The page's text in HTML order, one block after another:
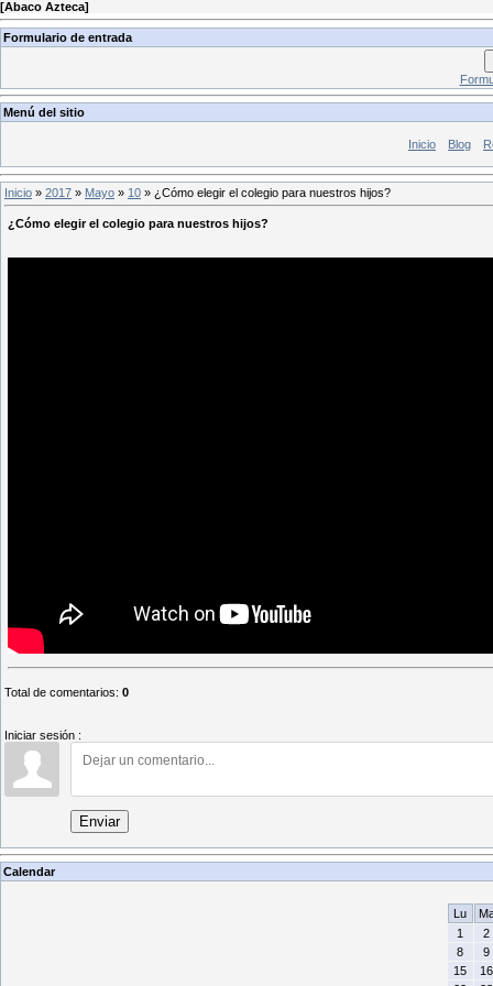
[Abaco Azteca]
Formulario de entrada
Menú del sitio
Inicio Blog
Inicio » 2017 » Mayo » 10 » ¿Cómo elegir el colegio para nuestros hijos?
¿Cómo elegir el colegio para nuestros hijos?
Total de comentarios: 0
Iniciar sesión :
Enviar
Calendar
Lu
1
2
8
9
15
16